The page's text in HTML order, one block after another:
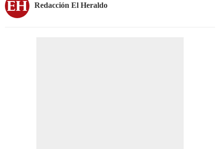
Redacción El Heraldo